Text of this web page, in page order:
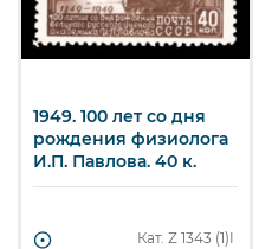
1949. 100 лет со дня
рождения физиолога
И.П. Павлова. 40 к.
Кат. Z 1343 (1)I